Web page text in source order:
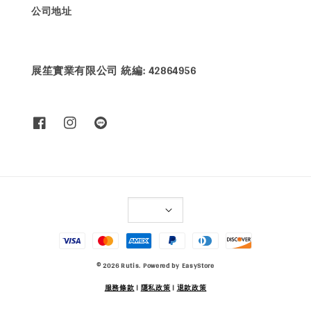
公司地址
展笙實業有限公司 統編: 42864956
© 2026 Rutis. Powered by EasyStore
服務條款| 隱私政策| 退款政策